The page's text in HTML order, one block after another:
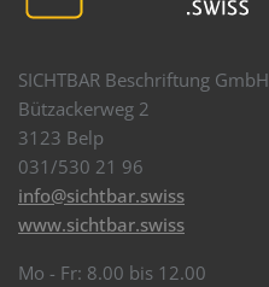
SICHTBAR Beschriftung GmbH
Bützackerweg 2
3123 Belp
031/530 21 96
info@sichtbar.swiss
www.sichtbar.swiss
Mo - Fr: 8.00 bis 12.00